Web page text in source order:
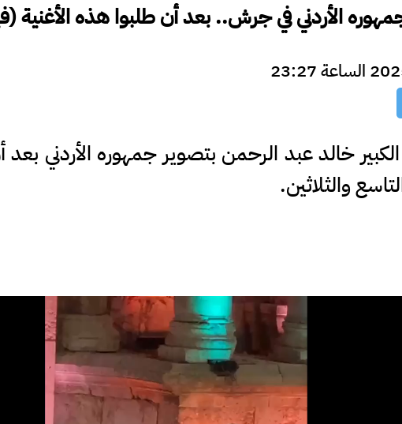
الأردني في جرش.. بعد أن طلبوا هذه الأغنية
خالد عبد الرحمن بتصوير جمهوره الأردني
والثلاثين.